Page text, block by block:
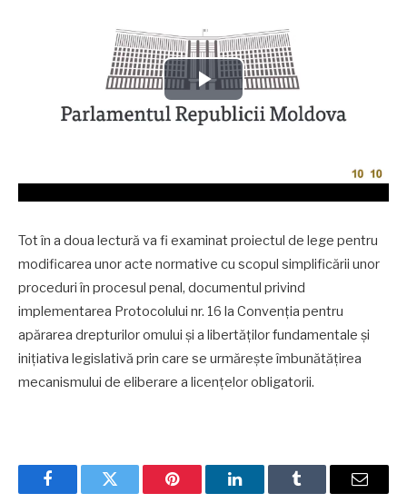
Tot în a doua lectură va fi examinat proiectul de lege pentru
modificarea unor acte normative cu scopul simplificării unor
proceduri în procesul penal, documentul privind
implementarea Protocolului nr. 16 la Convenția pentru
apărarea drepturilor omului și a libertăților fundamentale și
inițiativa legislativă prin care se urmărește îmbunătățirea
mecanismului de eliberare a licențelor obligatorii.
FacebookTwitter Pinterest LinkedInTumblr Email